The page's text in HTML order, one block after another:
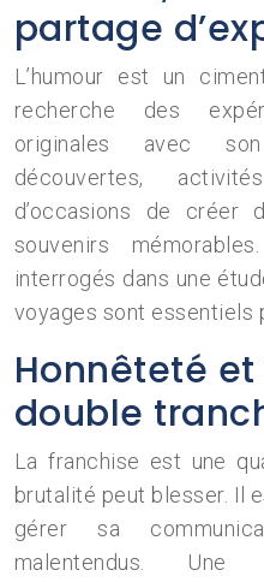
partage
L’humour est un
recherche des
originales avec
découvertes,
d’occasions de
souvenirs
interrogés dans une
voyages sont essentiels
Honnêteté
double
La franchise est une
brutalité peut blesser. Il
gérer sa
malentendus. Une